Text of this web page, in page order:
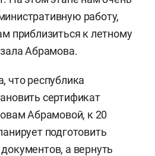
работу,
приблизиться к летному
Абрамова.
что республика
сертификат
Абрамовой, к 20
подготовить
а вернуть